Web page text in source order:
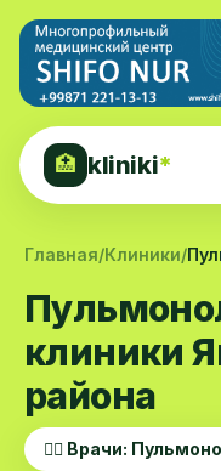
🏥 kliniki*
Главная/Клиники/
клиники
района
👨‍⚕️ Врачи: